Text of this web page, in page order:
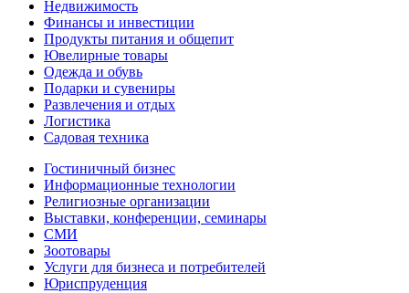
Недвижимость
Финансы и инвестиции
Продукты питания и общепит
Ювелирные товары
Одежда и обувь
Подарки и сувениры
Развлечения и отдых
Логистика
Садовая техника
Гостиничный бизнес
Информационные технологии
Религиозные организации
Выставки, конференции, семинары
СМИ
Зоотовары
Услуги для бизнеса и потребителей
Юриспруденция